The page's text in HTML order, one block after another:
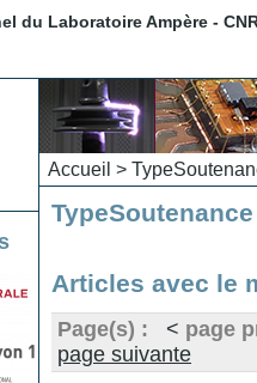
du Laboratoire Ampère -
Accueil > Type
TypeSoutenance
Articles avec le
Page(s) : < page
page suivante